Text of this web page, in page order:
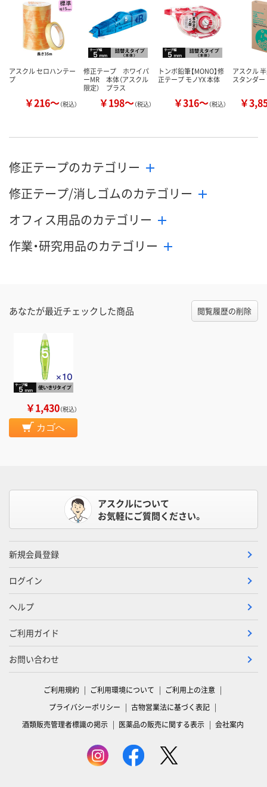
カゴへ カ
アスクル セロハンテー
プ
￥216～（税込）
修正テープ ホワイパ
ーMR 本体（アスクル
限定） プラス
￥198～（税込）
トンボ鉛筆【MONO】修
正テープ モノYX 本体
￥316～（税込）
アスクル
スタンダ
￥
修正テープのカテゴリー
修正テープ/消しゴムのカテゴリー
オフィス用品のカテゴリー
作業・研究用品のカテゴリー
あなたが最近チェックした商品 閲覧履歴の削除
￥1,430（税込）
カゴへ
アスクルについて
お気軽にご質問ください。
新規会員登録
ログイン
ヘルプ
ご利用ガイド
お問い合わせ
ご利用規約 ご利用環境について
ご利用上の注意
プライバシーポリシー
古物営業法に基づく表記
酒類販売管理者標識の掲示
医薬品の販売に関する表示 会社案内